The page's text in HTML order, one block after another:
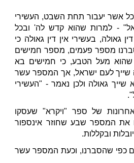
אשר יעבור תחת השבט, העשירי
- למרות שהוא קדש לה' ובכל
גאולה, בעשירי אין דין גאולה כי
מספר פעמים, מספר חמישים
מעל הטבע, כי חמישים בא
שייך לעם ישראל, אך המספר עשר
שייך גאולה ולכן נאמר - "העשירי
של ספר "ויקרא" שעסקו
את המספר שבע שחוזר אינספור
ובקללות.
כפי שהסברנו, וכעת המספר עשר